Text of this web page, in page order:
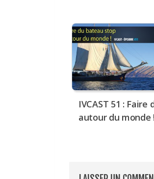
IVCAST 51 :
autour du monde